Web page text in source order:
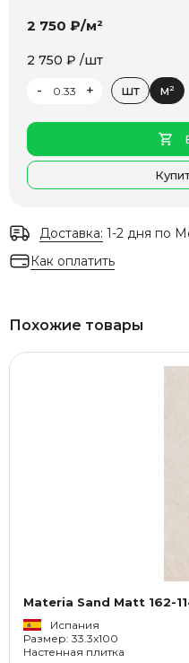
2 750 ₽/м²
2 750 ₽ /шт
-
+ шт м²
Доставка: 1-2 дня по
Как оплатить
Похожие товары
Materia Sand Matt 162-
Испания
Размер: 33.3x100
Настенная плитка